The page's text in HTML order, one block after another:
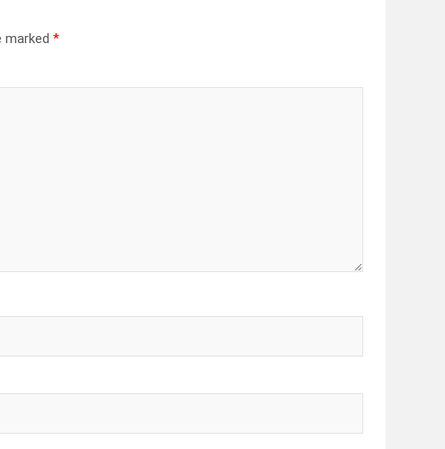
marked *